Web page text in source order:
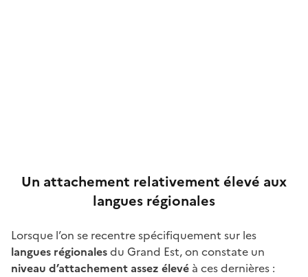
Un attachement relativement élevé aux
langues régionales
Lorsque l’on se recentre spécifiquement sur les
langues régionalesdu Grand Est, on constate un
niveau d’attachement assez élevé à ces dernières :